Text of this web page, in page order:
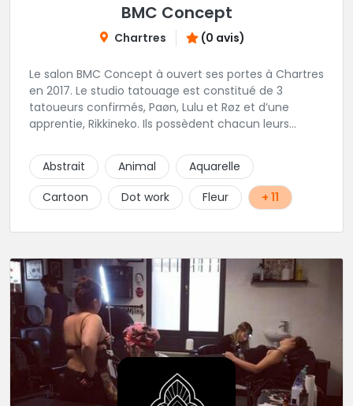
BMC Concept
Chartres (0 avis)
Le salon BMC Concept à ouvert ses portes à Chartres
en 2017. Le studio tatouage est constitué de 3
tatoueurs confirmés, Paøn, Lulu et Røz et d’une
apprentie, Rikkineko. Ils possèdent chacun leurs
souhaitant se faire tatouer de pouvoir construire un
projet entièrement personnalisé. Une pierceuse est
présente en Guest environ une semaine par mois au
salon.
Abstrait Animal
Aquarelle
Cartoon
Dot work Fleur + 11